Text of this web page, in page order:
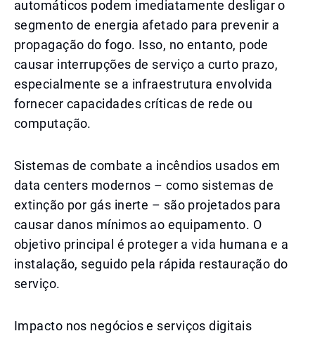
automáticos podem imediatamente desligar o
segmento de energia afetado para prevenir a
propagação do fogo. Isso, no entanto, pode
causar interrupções de serviço a curto prazo,
especialmente se a infraestrutura envolvida
fornecer capacidades críticas de rede ou
computação.
Sistemas de combate a incêndios usados em
data centers modernos – como sistemas de
extinção por gás inerte – são projetados para
causar danos mínimos ao equipamento. O
objetivo principal é proteger a vida humana e a
instalação, seguido pela rápida restauração do
serviço.
Impacto nos negócios e serviços digitais